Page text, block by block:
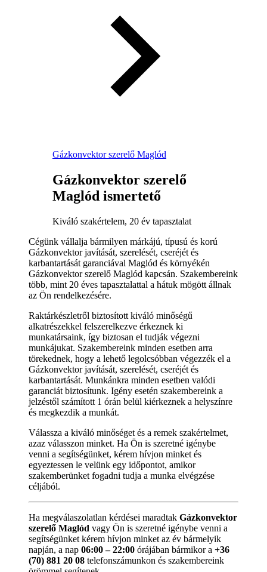
Gázkonvektor szerelő Maglód
Gázkonvektor szerelő
Maglód ismertető
Kiváló szakértelem, 20 év tapasztalat
Cégünk vállalja bármilyen márkájú, típusú és korú
Gázkonvektor javítását, szerelését, cseréjét és
karbantartását garanciával Maglód és környékén
Gázkonvektor szerelő Maglód kapcsán. Szakembereink
több, mint 20 éves tapasztalattal a hátuk mögött állnak
az Ön rendelkezésére.
Raktárkészletről biztosított kiváló minőségű
alkatrészekkel felszerelkezve érkeznek ki
munkatársaink, így biztosan el tudják végezni
munkájukat. Szakembereink minden esetben arra
törekednek, hogy a lehető legolcsóbban végezzék el a
Gázkonvektor javítását, szerelését, cseréjét és
karbantartását. Munkánkra minden esetben valódi
garanciát biztosítunk. Igény esetén szakembereink a
jelzéstől számított 1 órán belül kiérkeznek a helyszínre
és megkezdik a munkát.
Válassza a kiváló minőséget és a remek szakértelmet,
azaz válasszon minket. Ha Ön is szeretné igénybe
venni a segítségünket, kérem hívjon minket és
egyeztessen le velünk egy időpontot, amikor
szakemberünket fogadni tudja a munka elvégzése
céljából.
Ha megválaszolatlan kérdései maradtak Gázkonvektor
szerelő Maglód vagy Ön is szeretné igénybe venni a
segítségünket kérem hívjon minket az év bármelyik
napján, a nap 06:00 – 22:00 órájában bármikor a +36
(70) 881 20 08 telefonszámunkon és szakembereink